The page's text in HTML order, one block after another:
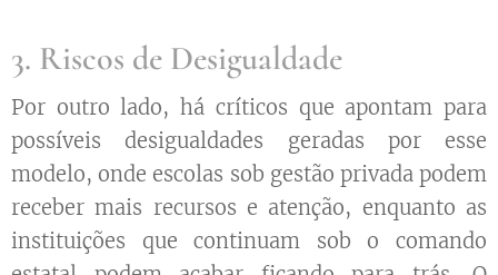
3. Riscos de Desigualdade
Por outro lado, há críticos que apontam para
possíveis desigualdades geradas por esse
modelo, onde escolas sob gestão privada podem
receber mais recursos e atenção, enquanto as
instituições que continuam sob o comando